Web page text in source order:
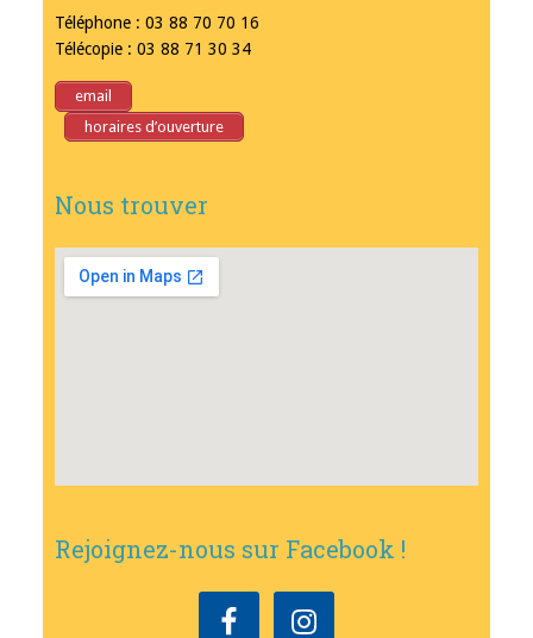
Téléphone : 03 88 70 70 16
Télécopie : 03 88 71 30 34
email
horaires d’ouverture
Nous trouver
Rejoignez-nous sur Facebook !